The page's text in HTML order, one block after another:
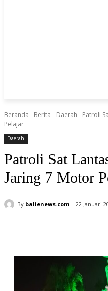
Beranda Berita Daerah
Patroli
Pelajar
Daerah
Patroli Sat
Jaring 7 Motor
By balienews.com 22 Januari